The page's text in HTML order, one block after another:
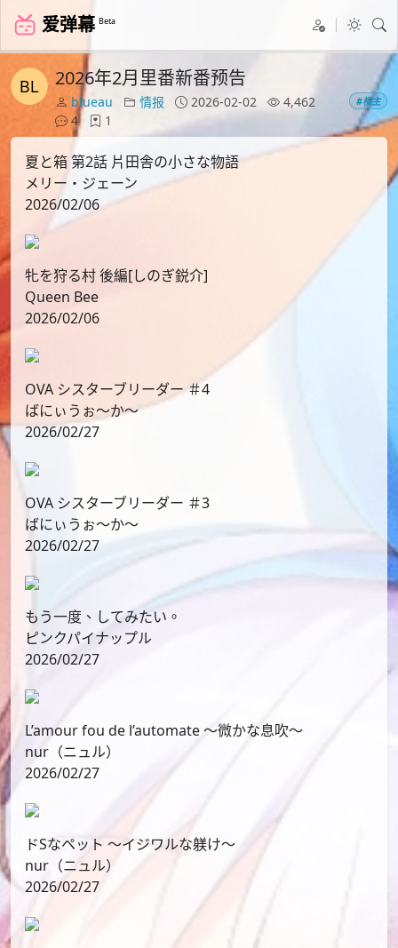
爱弹幕 Beta
2026年2月里番新番预告
blueau 情报 2026-02-02
4,462
4
1
#楼主
夏と箱 第2話 片田舎の小さな物語
メリー・ジェーン
2026/02/06
牝を狩る村 後編[しのぎ鋭介]
Queen Bee
2026/02/06
OVA シスターブリーダー ＃4
ばにぃうぉ～か～
2026/02/27
OVA シスターブリーダー ＃3
ばにぃうぉ～か～
2026/02/27
もう一度、してみたい。
ピンクパイナップル
2026/02/27
L’amour fou de l’automate ～微かな息吹～
nur（ニュル）
2026/02/27
ドSなペット ～イジワルな躾け～
nur（ニュル）
2026/02/27